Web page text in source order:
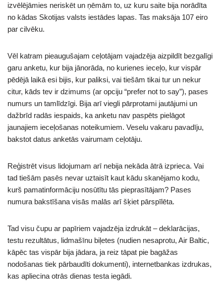
izvēlējāmies neriskēt un ņēmām to, uz kuru saite bija norādīta
no kādas Skotijas valsts iestādes lapas. Tas maksāja 107 eiro
par cilvēku.
Vēl katram pieaugušajam ceļotājam vajadzēja aizpildīt bezgalīgi
garu anketu, kur bija jānorāda, no kurienes ieceļo, kur vispār
pēdējā laikā esi bijis, kur paliksi, vai tiešām tikai tur un nekur
citur, kāds tev ir dzimums (ar opciju “prefer not to say”), pases
numurs un tamlīdzīgi. Bija arī viegli pārprotami jautājumi un
dažbrīd radās iespaids, ka anketu nav paspēts pielāgot
jaunajiem ieceļošanas noteikumiem. Veselu vakaru pavadīju,
bakstot datus anketās vairumam ceļotāju.
Reģistrēt visus lidojumam arī nebija nekāda ātrā izprieca. Vai
tad tiešām pasēs nevar uztaisīt kaut kādu skanējamo kodu,
kurš pamatinformāciju nosūtītu tās pieprasītājam? Pases
numura bakstīšana visās malās arī šķiet pārspīlēta.
Tad visu čupu ar papīriem vajadzēja izdrukāt – deklarācijas,
testu rezultātus, lidmašīnu biļetes (nudien nesaprotu, Air Baltic,
kāpēc tas vispār bija jādara, ja reiz tāpat pie bagāžas
nodošanas tiek pārbaudīti dokumenti), internetbankas izdrukas,
kas apliecina otrās dienas testa iegādi.